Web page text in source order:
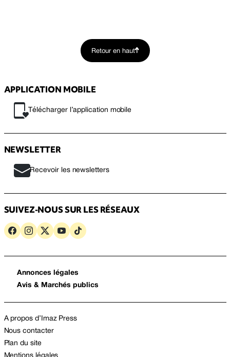
Retour en haut
APPLICATION MOBILE
Télécharger l’application mobile
NEWSLETTER
Recevoir les newsletters
SUIVEZ-NOUS SUR LES RÉSEAUX
Annonces légales
Avis & Marchés publics
A propos d’Imaz Press
Nous contacter
Plan du site
Mentions légales